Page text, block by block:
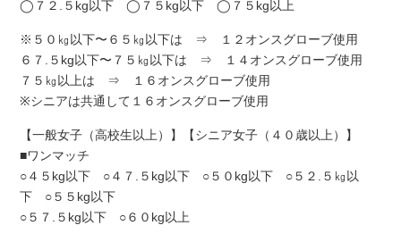
◯７２.５kg以下 ◯７５kg以下 ◯７５kg以上
※５０㎏以下〜６５㎏以下は ⇒ １２オンスグローブ使用
６７.５kg以下〜７５㎏以下は ⇒ １４オンスグローブ使用
７５㎏以上は ⇒ １６オンスグローブ使用
※シニアは共通して１６オンスグローブ使用
【一般女子（高校生以上）】【シニア女子（４０歳以上）】
■ワンマッチ
○４５kg以下 ○４７.５kg以下 ○５０kg以下 ○５２.５㎏以
下 ○５５kg以下
○５７.５kg以下 ○６０kg以上